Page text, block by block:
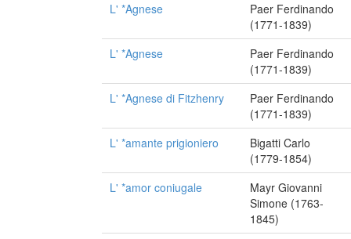
L' *Agnese
Paer Ferdinando
(1771-1839)
L' *Agnese
Paer Ferdinando
(1771-1839)
L' *Agnese di Fitzhenry
Paer Ferdinando
(1771-1839)
L' *amante prigioniero
Bigatti Carlo
(1779-1854)
L' *amor coniugale
Mayr Giovanni
Simone (1763-
1845)